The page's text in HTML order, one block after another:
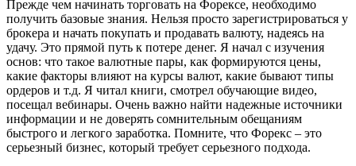
Прежде чем начинать торговать на Форексе, необходимо
получить базовые знания. Нельзя просто зарегистрироваться у
брокера и начать покупать и продавать валюту, надеясь на
удачу. Это прямой путь к потере денег. Я начал с изучения
основ: что такое валютные пары, как формируются цены,
какие факторы влияют на курсы валют, какие бывают типы
ордеров и т.д. Я читал книги, смотрел обучающие видео,
посещал вебинары. Очень важно найти надежные источники
информации и не доверять сомнительным обещаниям
быстрого и легкого заработка. Помните, что Форекс – это
серьезный бизнес, который требует серьезного подхода.